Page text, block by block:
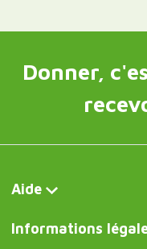
Donner,
Aide
Informations